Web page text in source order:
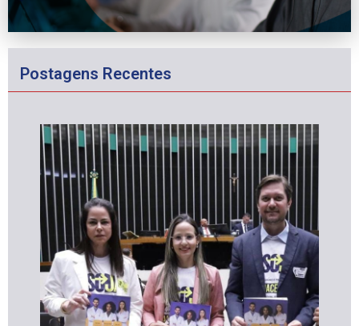
Postagens Recentes